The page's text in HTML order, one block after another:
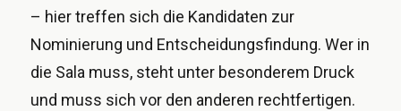
– hier treffen sich die Kandidaten zur
Nominierung und Entscheidungsfindung. Wer in
die Sala muss, steht unter besonderem Druck
und muss sich vor den anderen rechtfertigen.